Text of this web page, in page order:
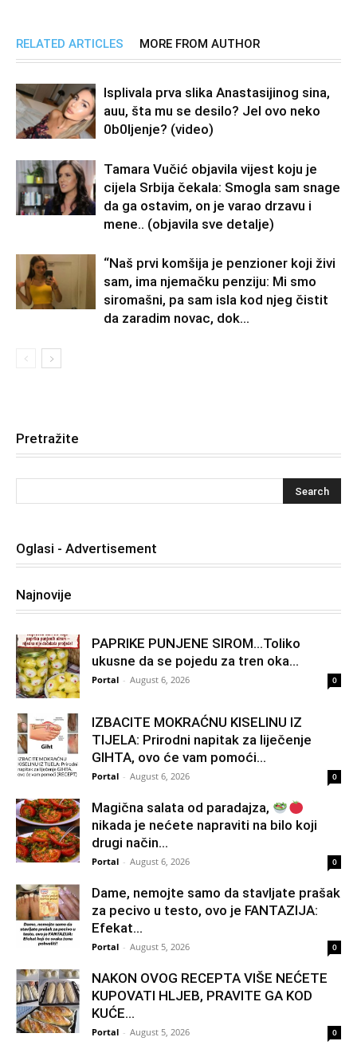
RELATED ARTICLES MORE FROM AUTHOR
Isplivala prva slika Anastasijinog sina,
auu, šta mu se desilo? Jel ovo neko
0b0Ijenje? (video)
Tamara Vučić objavila vijest koju je
cijela Srbija čekala: Smogla sam snage
da ga ostavim, on je varao drzavu i
mene.. (objavila sve detalje)
“Naš prvi komšija je penzioner koji živi
sam, ima njemačku penziju: Mi smo
siromašni, pa sam isla kod njeg čistit
da zaradim novac, dok...
Pretražite
Oglasi - Advertisement
Najnovije
PAPRIKE PUNJENE SIROM…Toliko
ukusne da se pojedu za tren oka…
Portal - August 6, 2026 0
IZBACITE MOKRAĆNU KISELINU IZ
TIJELA: Prirodni napitak za liječenje
GIHTA, ovo će vam pomoći...
Portal - August 6, 2026 0
Magična salata od paradajza,
nikada je nećete napraviti na bilo koji
drugi način…
Portal - August 6, 2026 0
Dame, nemojte samo da stavljate prašak
za pecivo u testo, ovo je FANTAZIJA:
Efekat...
Portal - August 5, 2026 0
NAKON OVOG RECEPTA VIŠE NEĆETE
KUPOVATI HLJEB, PRAVITE GA KOD
KUĆE…
Portal - August 5, 2026 0